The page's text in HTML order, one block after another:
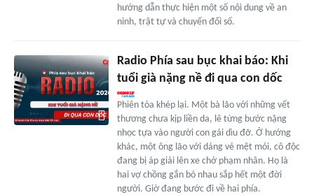
hướng dẫn thực hiện một số nội dung về an
ninh, trật tự và chuyển đổi số.
Radio Phía sau bục khai báo: Khi
tuổi già nặng nề đi qua con dốc
Phiên tòa khép lại. Một bà lão với những vết
thương chưa kịp liền da, lê từng bước nặng
nhọc tựa vào người con gái dìu đỡ. Ở hướng
khác, một ông lão với dáng vẻ mệt mỏi, cô độc
đang bị áp giải lên xe chở phạm nhân. Họ là
hai vợ chồng gắn bó nhau sắp hết một đời
người. Giờ đang bước đi về hai phía.